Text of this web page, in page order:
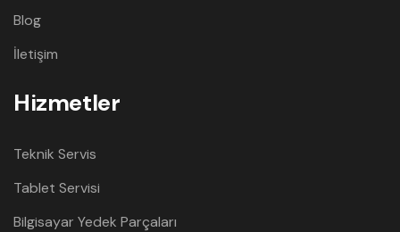
Blog
İletişim
Hizmetler
Teknik Servis
Tablet Servisi
Bilgisayar Yedek Parçaları